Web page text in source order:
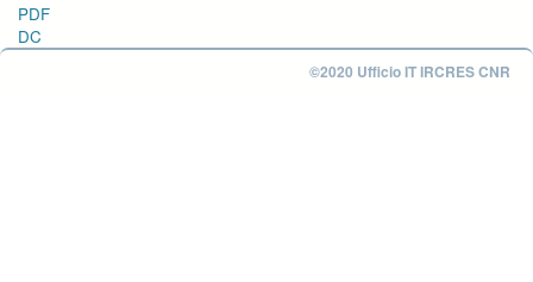
PDF
DC
©2020 Ufficio IT IRCRES CNR